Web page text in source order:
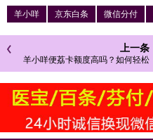
羊小咩 京东白条 微信分付
上一条
羊小咩便荔卡额度高吗？如何轻松
兑现额度？